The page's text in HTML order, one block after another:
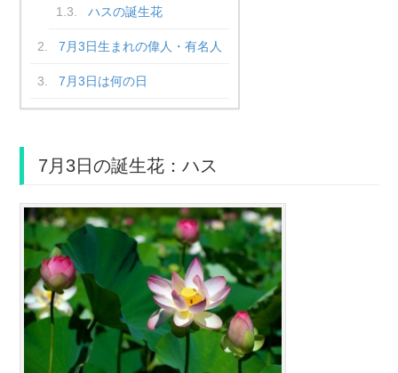
ハスの誕生花
7月3日生まれの偉人・有名人
7月3日は何の日
7月3日の誕生花：ハス